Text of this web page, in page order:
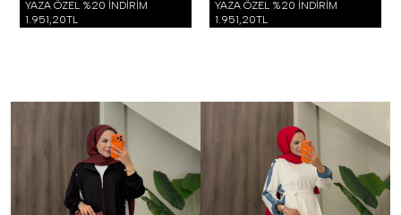
YAZA ÖZEL %20 İNDİRİM
1.951,20TL
YAZA ÖZEL %20 İNDİRİM
1.951,20TL